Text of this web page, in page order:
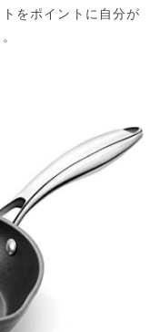
をポイントに自分が